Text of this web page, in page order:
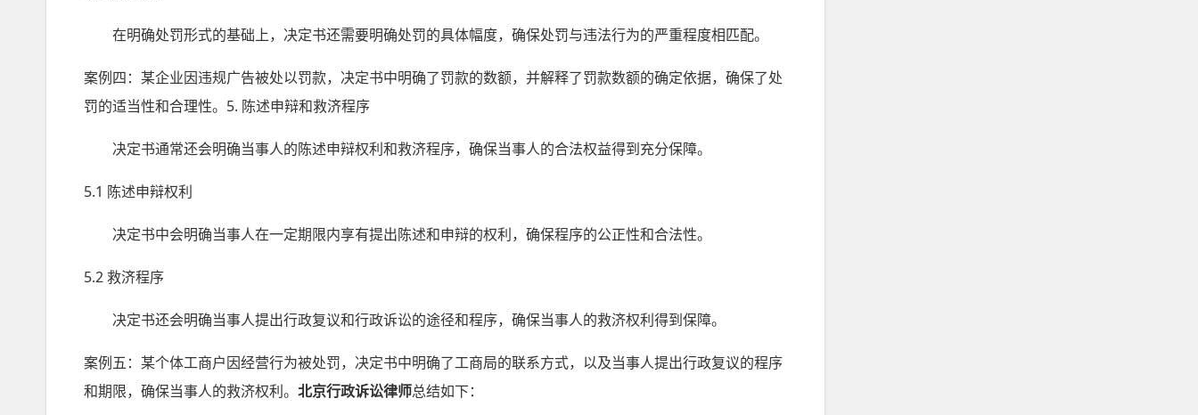
在明确处罚形式的基础上，决定书还需要明确处罚的具体幅度，确保处罚与违法行为的严重程度相匹配。
案例四：某企业因违规广告被处以罚款，决定书中明确了罚款的数额，并解释了罚款数额的确定依据，确保了处
罚的适当性和合理性。5. 陈述申辩和救济程序
决定书通常还会明确当事人的陈述申辩权利和救济程序，确保当事人的合法权益得到充分保障。
5.1 陈述申辩权利
决定书中会明确当事人在一定期限内享有提出陈述和申辩的权利，确保程序的公正性和合法性。
5.2 救济程序
决定书还会明确当事人提出行政复议和行政诉讼的途径和程序，确保当事人的救济权利得到保障。
案例五：某个体工商户因经营行为被处罚，决定书中明确了工商局的联系方式，以及当事人提出行政复议的程序
和期限，确保当事人的救济权利。 北京行政诉讼律师总结如下：